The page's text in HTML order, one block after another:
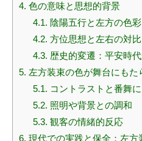
4. 色の意味と思想的背景
4.1. 陰陽五行と左方の色彩
4.2. 方位思想と左右の対比
4.3. 歴史的変遷：平安時
5. 左方装束の色が舞台にも
5.1. コントラストと番舞
5.2. 照明や背景との調和
5.3. 観客の情緒的反応
6. 現代での実践と保全：左方